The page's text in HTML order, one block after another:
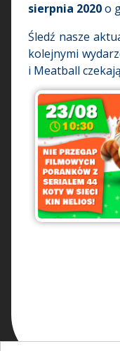
sierpnia 2020o
Śledź nasze
kolejnymi
i Meatball